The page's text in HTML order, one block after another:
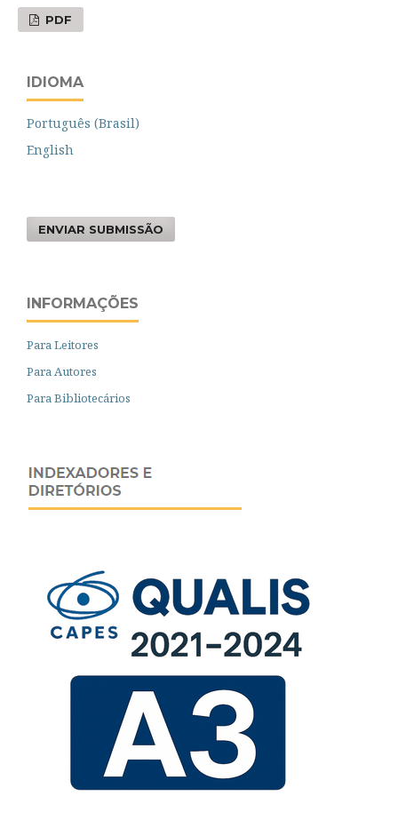
PDF
IDIOMA
Português (Brasil)
English
ENVIAR SUBMISSÃO
INFORMAÇÕES
Para Leitores
Para Autores
Para Bibliotecários